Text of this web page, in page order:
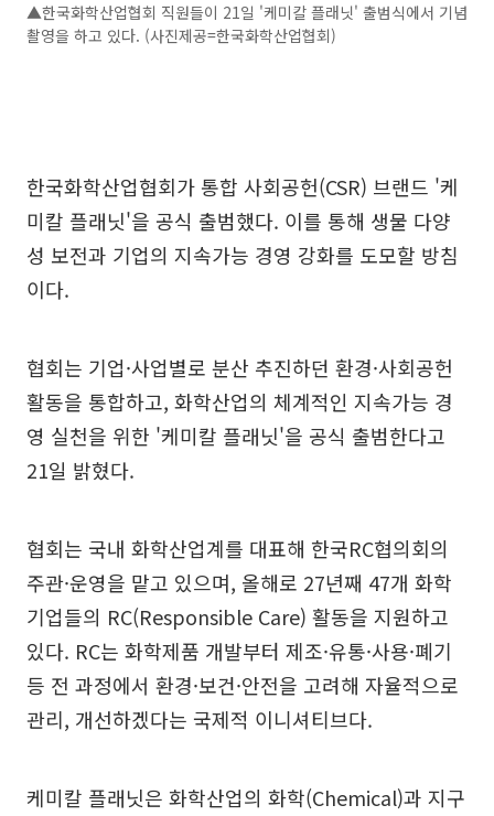
▲한국화학산업협회 직원들이 21일 '케미칼 플래닛' 출범식에서 기념
촬영을 하고 있다. (사진제공=한국화학산업협회)
한국화학산업협회가 통합 사회공헌(CSR) 브랜드 '케
미칼 플래닛'을 공식 출범했다. 이를 통해 생물 다양
성 보전과 기업의 지속가능 경영 강화를 도모할 방침
이다.
협회는 기업·사업별로 분산 추진하던 환경·사회공헌
활동을 통합하고, 화학산업의 체계적인 지속가능 경
영 실천을 위한 '케미칼 플래닛'을 공식 출범한다고
21일 밝혔다.
협회는 국내 화학산업계를 대표해 한국RC협의회의
주관·운영을 맡고 있으며, 올해로 27년째 47개 화학
기업들의 RC(Responsible Care) 활동을 지원하고
있다. RC는 화학제품 개발부터 제조·유통·사용·폐기
등 전 과정에서 환경·보건·안전을 고려해 자율적으로
관리, 개선하겠다는 국제적 이니셔티브다.
케미칼 플래닛은 화학산업의 화학(Chemical)과 지구